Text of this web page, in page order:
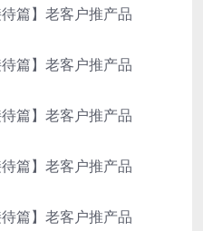
篇】老客户推产品
篇】老客户推产品
篇】老客户推产品
篇】老客户推产品
篇】老客户推产品